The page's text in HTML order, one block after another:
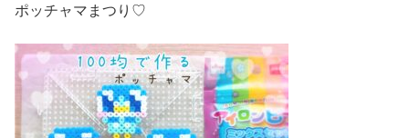
ポッチャマまつり♡